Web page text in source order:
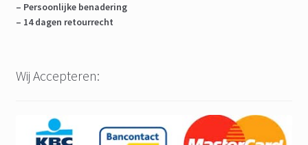
– Persoonlijke benadering
– 14 dagen retourrecht
Wij Accepteren: